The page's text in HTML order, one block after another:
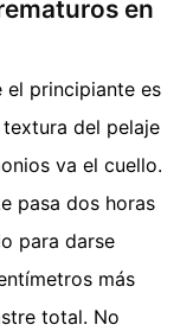
en
el principiante es
del pelaje
va el cuello.
pasa dos horas
para darse
más
total. No